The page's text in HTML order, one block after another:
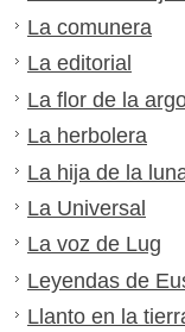
La comunera
La editorial
La flor de la
La herbolera
La hija de la
La Universal
La voz de Lug
Leyendas de
Llanto en la